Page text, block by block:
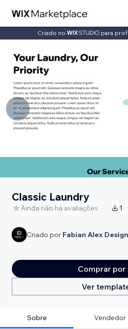
Criado no para
Classic Laundry
Ainda não há avaliações 1
Criado por Fabian Alex
Comprar por
Ver
Sobre Vendedor